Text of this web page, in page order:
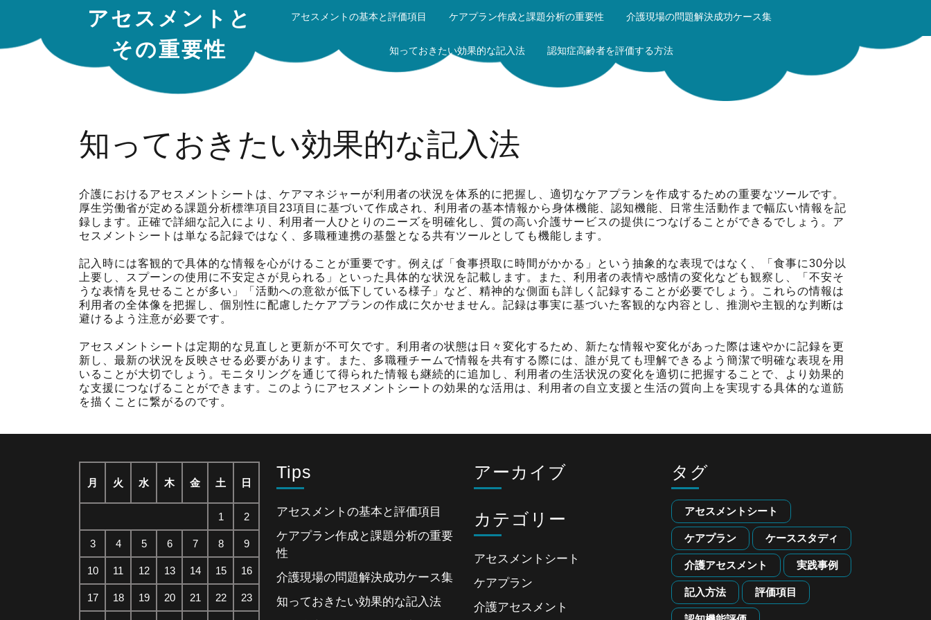
アセスメントと
その重要性
アセスメントの基本と評価項目 ケアプラン作成と課題分析の重要性 介護現場の問題解決成功ケース集
知っておきたい効果的な記入法 認知症高齢者を評価する方法
知っておきたい効果的な記入法
介護におけるアセスメントシートは、ケアマネジャーが利用者の状況を体系的に把握し、適切なケアプランを作成するための重要なツールです。
厚生労働省が定める課題分析標準項目23項目に基づいて作成され、利用者の基本情報から身体機能、認知機能、日常生活動作まで幅広い情報を記
録します。正確で詳細な記入により、利用者一人ひとりのニーズを明確化し、質の高い介護サービスの提供につなげることができるでしょう。ア
セスメントシートは単なる記録ではなく、多職種連携の基盤となる共有ツールとしても機能します。
記入時には客観的で具体的な情報を心がけることが重要です。例えば「食事摂取に時間がかかる」という抽象的な表現ではなく、「食事に30分以
上要し、スプーンの使用に不安定さが見られる」といった具体的な状況を記載します。また、利用者の表情や感情の変化なども観察し、「不安そ
うな表情を見せることが多い」「活動への意欲が低下している様子」など、精神的な側面も詳しく記録することが必要でしょう。これらの情報は
利用者の全体像を把握し、個別性に配慮したケアプランの作成に欠かせません。記録は事実に基づいた客観的な内容とし、推測や主観的な判断は
避けるよう注意が必要です。
アセスメントシートは定期的な見直しと更新が不可欠です。利用者の状態は日々変化するため、新たな情報や変化があった際は速やかに記録を更
新し、最新の状況を反映させる必要があります。また、多職種チームで情報を共有する際には、誰が見ても理解できるよう簡潔で明確な表現を用
いることが大切でしょう。モニタリングを通じて得られた情報も継続的に追加し、利用者の生活状況の変化を適切に把握することで、より効果的
な支援につなげることができます。このようにアセスメントシートの効果的な活用は、利用者の自立支援と生活の質向上を実現する具体的な道筋
を描くことに繋がるのです。
月 火 水 木 金 土 日
1 2
3 4 5 6 7 8 9
10 11 12 13 14 15 16
17 18 19 20 21 22 23
Tips
アセスメントの基本と評価項目
ケアプラン作成と課題分析の重要
性
介護現場の問題解決成功ケース集
知っておきたい効果的な記入法
アーカイブ
カテゴリー
アセスメントシート
ケアプラン
介護アセスメント
タグ
アセスメントシート
ケアプラン ケーススタディ
介護アセスメント 実践事例
記入方法 評価項目